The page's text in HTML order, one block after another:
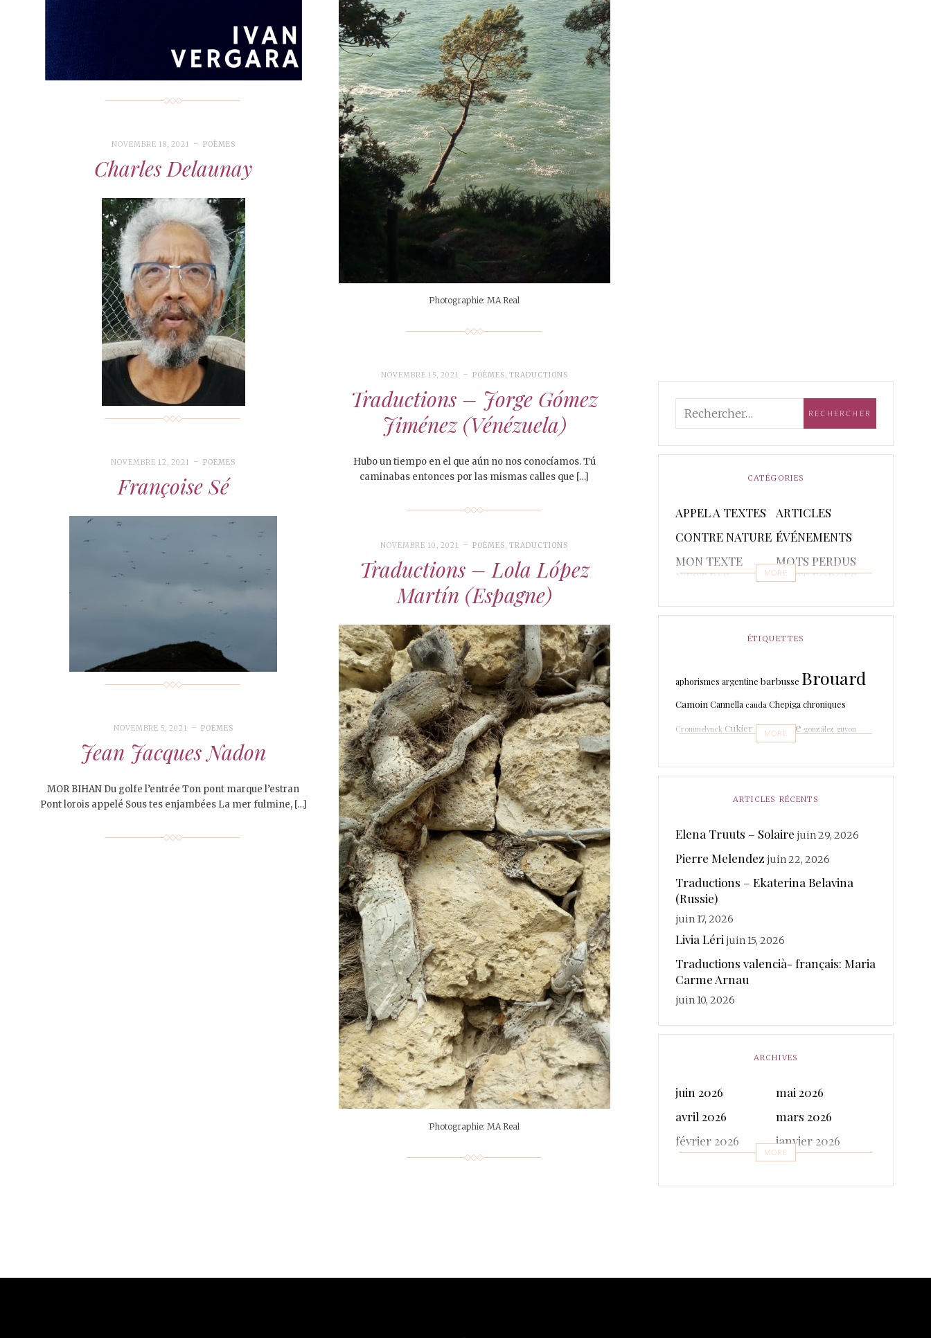
Photographie: MA Real
NOVEMBRE 18, 2021 POÈMES
Charles Delaunay
NOVEMBRE 15, 2021 POÈMES, TRADUCTIONS
Traductions – Jorge Gómez
Jiménez (Vénézuela)
Hubo un tiempo en el que aún no nos conocíamos. Tú
caminabas entonces por las mismas calles que […]
NOVEMBRE 12, 2021 POÈMES
Françoise Sé
NOVEMBRE 10, 2021 POÈMES,TRADUCTIONS
Traductions – Lola López
Martín (Espagne)
Photographie: MA Real
NOVEMBRE 5, 2021 POÈMES
Jean Jacques Nadon
MOR BIHAN Du golfe l’entrée Ton pont marque l’estran
Pont lorois appelé Sous tes enjambées La mer fulmine, […]
CATÉGORIES
APPEL A TEXTES
ARTICLES
CONTRE NATURE ÉVÉNEMENTS
MON TEXTE
N'EST PAS
MOTS PERDUS
MOTS FORGES
POÈMES
PONCTUAIRE
RAPSODIES ET
RÉCITS
TRADUCTIONS
MORE
ÉTIQUETTES
aphorismes argentine barbusse Brouard
Camoin Cannella cauda Chepiga chroniques
Crommelynck Cukier espagne gonzález guyon
Marrodan
Paisantphotographies Poésiequintuor
RateauReal Rivière Kéraval
Rosin Ruhaud
valencià vanderplancke
MORE
ARTICLES RÉCENTS
Elena Truuts – Solaire juin 29, 2026
Pierre Melendez juin 22, 2026
Traductions – Ekaterina Belavina
(Russie)
juin 17, 2026
Livia Léri juin 15, 2026
Traductions valencià- français: Maria
Carme Arnau
juin 10, 2026
ARCHIVES
juin 2026
mai 2026
avril 2026
mars 2026
février 2026
janvier 2026
décembre 2025
novembre 2025
octobre 2025
septembre 2025
MORE